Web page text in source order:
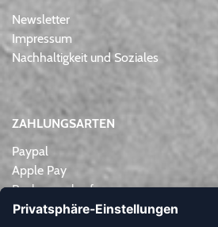
Newsletter
Impressum
Nachhaltigkeit und Soziales
ZAHLUNGSARTEN
Paypal
Apple Pay
Rechnungskauf
Lastschrift